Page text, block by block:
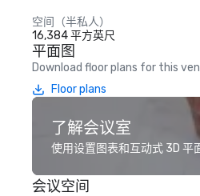
空间（半私人）
16,384 平方英尺
平面图
Download floor plans for this
Floor plans
了解会议室
使用设置图表和互动式 3D 平
会议空间